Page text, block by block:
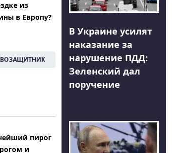
из
в Европу?
пирог
и
В Украине усилят
наказание за
нарушение ПДД:
Зеленский дал
поручение